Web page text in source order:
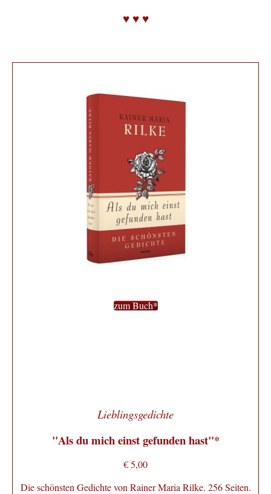
♥ ♥ ♥
zum Buch*
Lieblingsgedichte
"Als du mich einst gefunden hast"*
€ 5,00
Die schönsten Gedichte von Rainer Maria Rilke. 256 Seiten.